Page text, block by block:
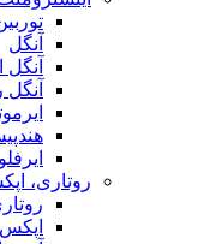
آنگل
آنگل
آنگل
ایرفلو
روتاری،
اپکس